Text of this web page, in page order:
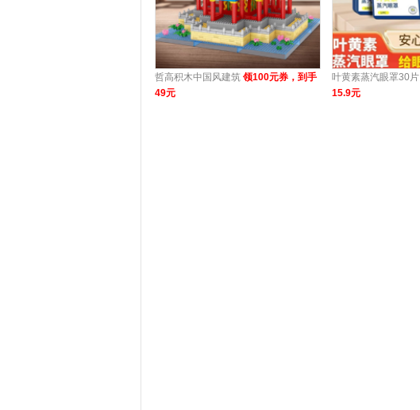
哲高积木中国风建筑 领100元券，到手
49元
叶黄素蒸汽眼罩30片
15.9元